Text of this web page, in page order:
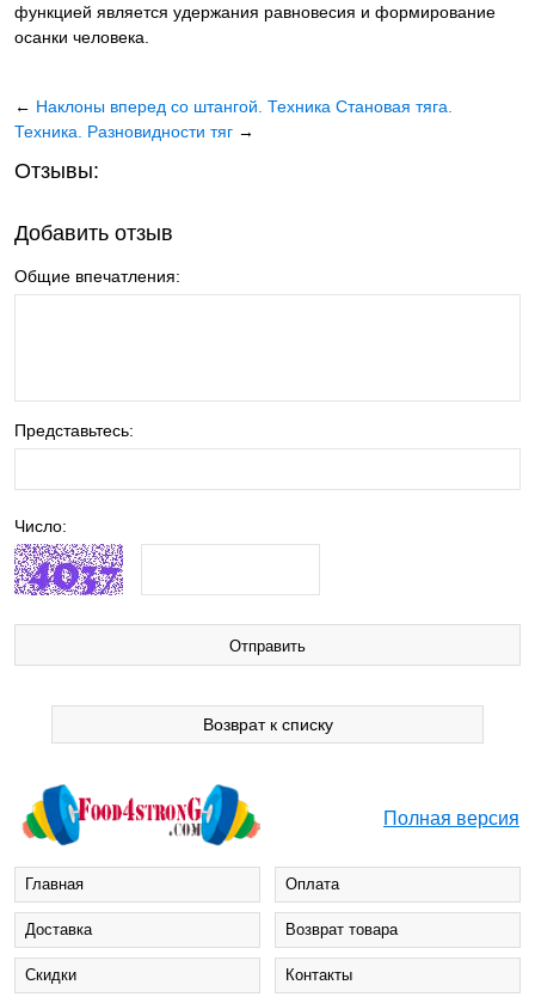
функцией является удержания равновесия и формирование
осанки человека.
← Наклоны вперед со штангой. Техника Становая тяга.
Техника. Разновидности тяг →
Отзывы:
Добавить отзыв
Общие впечатления:
Представьтесь:
Число:
Возврат к списку
Полная версия
Главная Оплата
Доставка Возврат товара
Cкидки Контакты